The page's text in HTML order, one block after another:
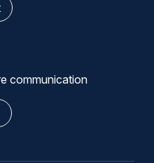
communication